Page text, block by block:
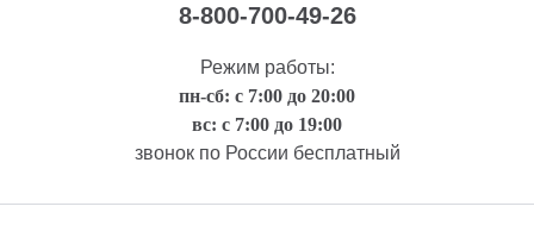
8-800-700-49-26
Режим работы:
пн-сб: с 7:00 до 20:00
вс: с 7:00 до 19:00
звонок по России бесплатный